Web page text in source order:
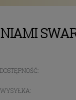
DOSTĘPNOŚĆ:
WYSYŁKA: